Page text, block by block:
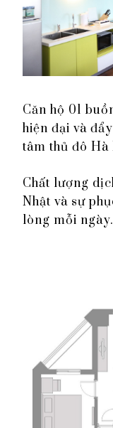
Căn hộ 01
hiện đại và
tâm thủ đô
Chất lượng
Nhật và sự
lòng mỗi ngày.